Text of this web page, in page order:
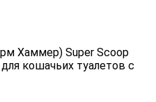
Хаммер) Super Scoop
кошачьих туалетов с